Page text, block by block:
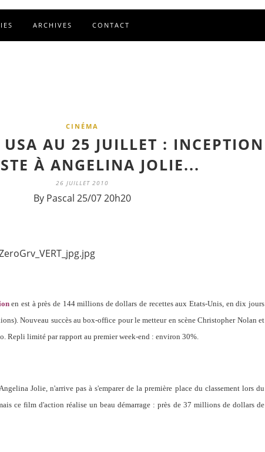
ARCHIVES CONTACT
CINÉMA
USA AU 25 JUILLET : INCEPTION
À ANGELINA JOLIE...
26 JUILLET 2010
By Pascal 25/07 20h20
en est à près de 144 millions de dollars de recettes aux Etats-Unis, en dix jours
Nouveau succès au box-office pour le metteur en scène Christopher Nolan et
Repli limité par rapport au premier week-end : environ 30%.
Jolie, n'arrive pas à s'emparer de la première place du classement lors du
ce film d'action réalise un beau démarrage : près de 37 millions de dollars de